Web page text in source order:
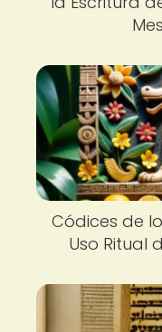
Códices de
Uso Ritual